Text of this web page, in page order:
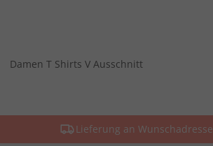
Damen T Shirts V Ausschnitt
Lieferung an Wunschadresse